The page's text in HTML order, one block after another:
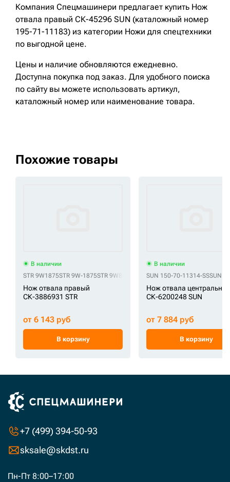
Компания Спецмашинери предлагает купить Нож
отвала правый СК-45296 SUN (каталожный номер
195-71-11183) из категории Ножи для спецтехники
по выгодной цене.
Цены и наличие обновляются ежедневно.
Доступна покупка под заказ. Для удобного поиска
по сайту вы можете использовать артикул,
каталожный номер или наименование товара.
Похожие товары
В наличии
STR 9W1875STR 9W-1875STR 9W8874 STR 9W-8874
Нож отвала правый
СК-3886931 STR
от 6 143 руб
В корзину
В наличии
SUN 150-70-11314-SSSUN
Нож отвала
СК-6200248 SUN
от 7 884 руб
В корзину
+7 (499) 394-50-93
sksale@skdst.ru
Пн-Пт 8:00–17:00